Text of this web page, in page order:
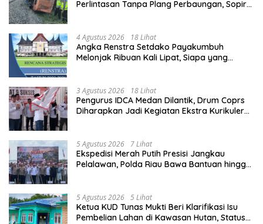
Perlintasan Tanpa Plang Perbaungan, Sopir
4 Agustus 2026 18 Lihat
Angka Renstra Setdako Payakumbuh
Melonjak Ribuan Kali Lipat, Siapa yang
3 Agustus 2026 18 Lihat
Pengurus IDCA Medan Dilantik, Drum Coprs
Diharapkan Jadi Kegiatan Ekstra Kurikuler
5 Agustus 2026 7 Lihat
Ekspedisi Merah Putih Presisi Jangkau
Pelalawan, Polda Riau Bawa Bantuan hingga
5 Agustus 2026 5 Lihat
Ketua KUD Tunas Mukti Beri Klarifikasi Isu
Pembelian Lahan di Kawasan Hutan, Status